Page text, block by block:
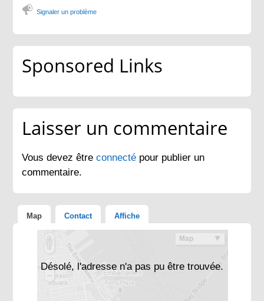
Signaler un problème
Sponsored Links
Laisser un commentaire
Vous devez êtreconnecté pour publier un
commentaire.
Map Contact Affiche
Désolé, l'adresse n'a pas pu être trouvée.